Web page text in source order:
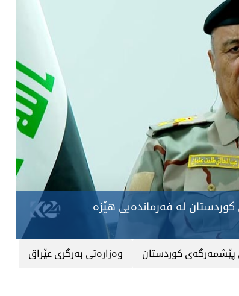
له‌ فه‌رمانده‌یی هێزه‌
كوردستان
وه‌زاره‌تی به‌رگری عێراق